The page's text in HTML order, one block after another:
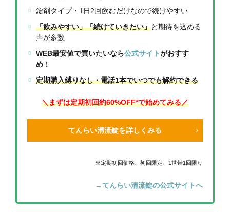
錠剤タイプ・1日2回飲むだけなので続けやすい
「飲みやすい」「続けていきたい」と期待を込める
声が多数​
WEB最安値で買いたいなら公式サイトがおすす
め！
定期購入縛りなし・電話1本でいつでも解約できる
＼まずは定期初回約60%OFF*で始めてみる／
てんらい清流錠を詳しくみる
※定期初回価格、初回限定、1世帯1回限り
→てんらい清流錠の公式サイトへ